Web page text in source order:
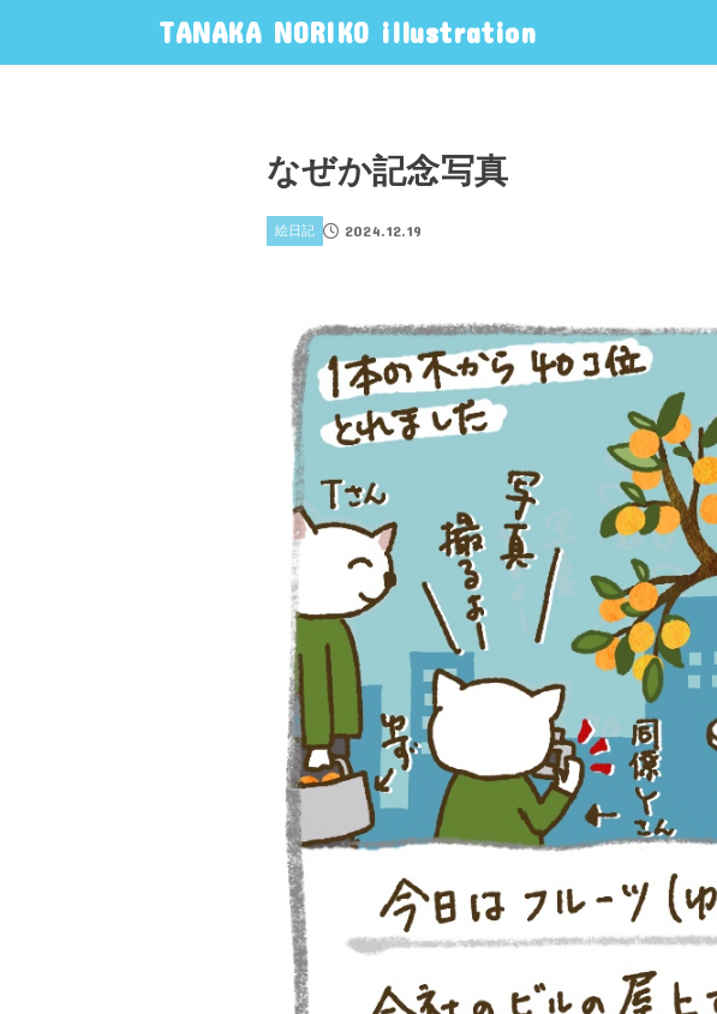
TANAKA NORIKO illustration
なぜか記念写真
絵日記 2024.12.19